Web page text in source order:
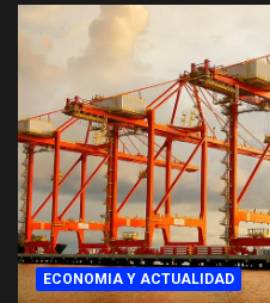
ECONOMIA Y ACTUALIDAD